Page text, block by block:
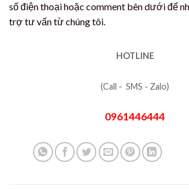
số điện thoại hoặc comment bên dưới để
trợ tư vấn từ chúng tôi.
HOTLINE
(Call - SMS - Zalo)
0961446444